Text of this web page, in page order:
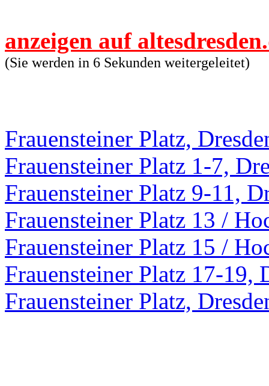
anzeigen auf
(Sie werden in 6 Sekunden weitergeleitet)
Frauensteiner Platz,
Frauensteiner Platz 1-7,
Frauensteiner Platz 9-11,
Frauensteiner Platz 13 /
Frauensteiner Platz 15 /
Frauensteiner Platz 17-19,
Frauensteiner Platz,